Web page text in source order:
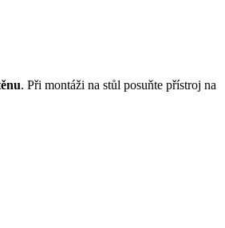
. Při montáži na stůl posuňte přístroj na